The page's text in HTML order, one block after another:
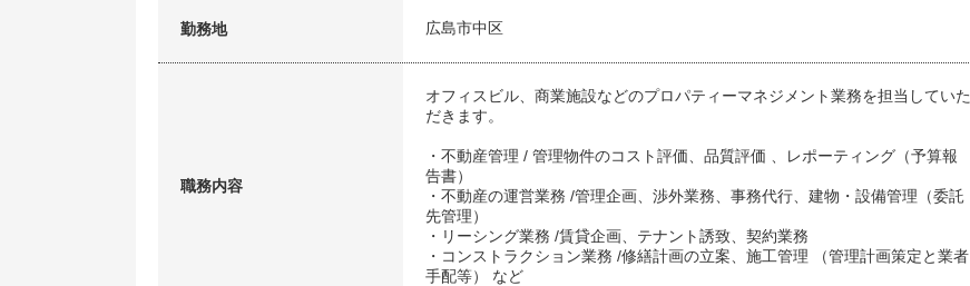
勤務地 広島市中区
職務内容
オフィスビル、商業施設などのプロパティーマネジメント業務を担当していた
だきます。
・不動産管理 / 管理物件のコスト評価、品質評価 、レポーティング（予算報
告書）
・不動産の運営業務 /管理企画、渉外業務、事務代行、建物・設備管理（委託
先管理）
・リーシング業務 /賃貸企画、テナント誘致、契約業務
・コンストラクション業務 /修繕計画の立案、施工管理 （管理計画策定と業者
手配等） など